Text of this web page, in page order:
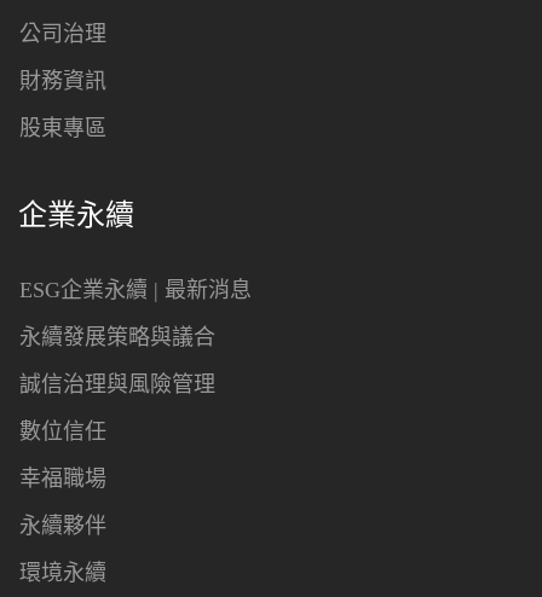
公司治理
財務資訊
股東專區
企業永續
ESG企業永續 | 最新消息
永續發展策略與議合
誠信治理與風險管理
數位信任
幸福職場
永續夥伴
環境永續